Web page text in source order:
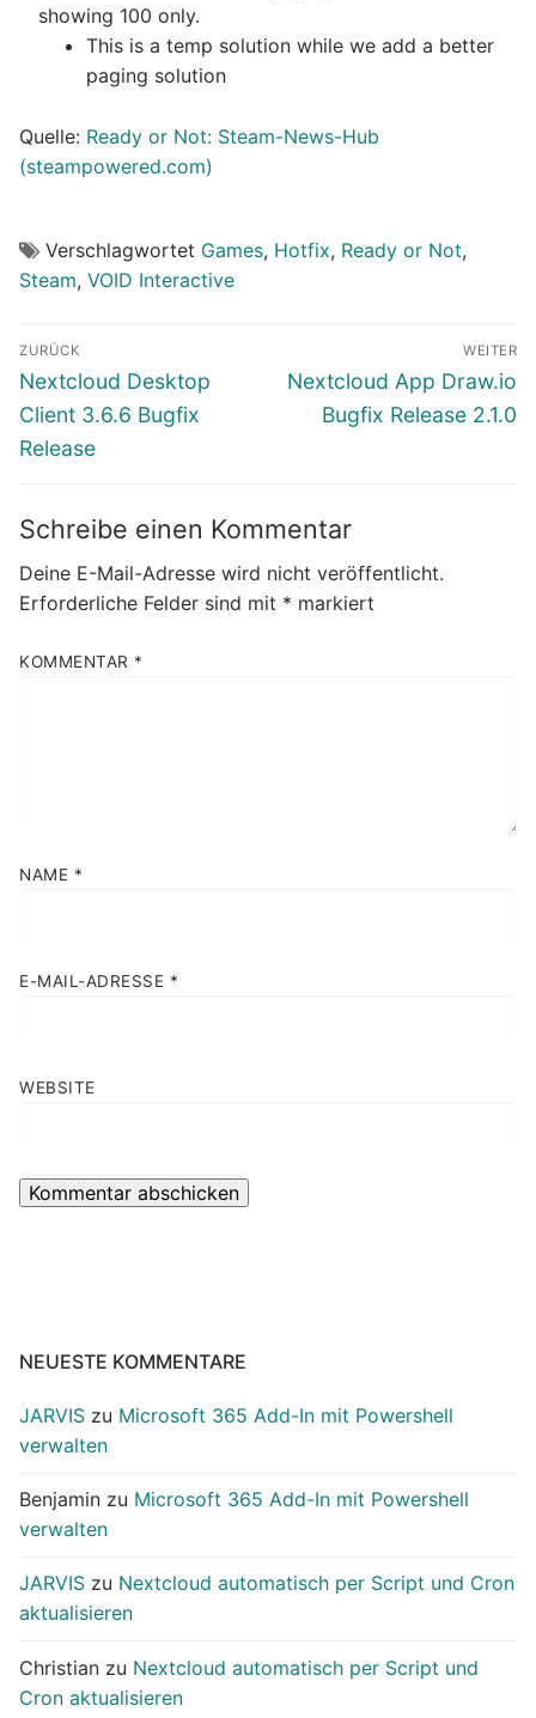
showing 100 only.
This is a temp solution while we add a better
paging solution
Quelle: Ready or Not: Steam-News-Hub
(steampowered.com)
Verschlagwortet Games, Hotfix, Ready or Not,
Steam, VOID Interactive
Beitragsnavigation
ZURÜCK
Vorheriger
Beitrag:
Nextcloud Desktop
Client 3.6.6 Bugfix
Release
WEITER
Nächster
Beitrag:
Nextcloud App Draw.io
Bugfix Release 2.1.0
Schreibe einen Kommentar
Deine E-Mail-Adresse wird nicht veröffentlicht.
Erforderliche Felder sind mit * markiert
KOMMENTAR *
NAME *
E-MAIL-ADRESSE *
WEBSITE
NEUESTE KOMMENTARE
JARVIS zu Microsoft 365 Add-In mit Powershell
verwalten
Benjamin zu Microsoft 365 Add-In mit Powershell
verwalten
JARVIS zu Nextcloud automatisch per Script und Cron
aktualisieren
Christian zu Nextcloud automatisch per Script und
Cron aktualisieren